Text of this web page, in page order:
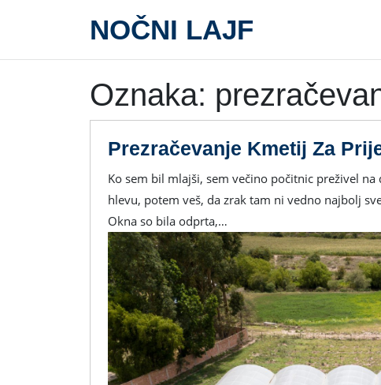
NOČNI LAJF
Oznaka:
Prezračevanje Kmetij Za
Ko sem bil mlajši, sem večino počitnic preživel na dedkovi kmetiji. In če si kdaj preživel poletje v
hlevu, potem veš, da zrak tam ni vedno najbolj
Okna so bila odprta,…